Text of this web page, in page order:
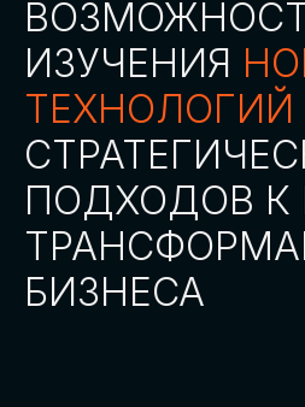
АККРЕДИТАЦИЯ
СМИ
СКАЧАТЬ ПРОГРАММУ
СТАТЬ УЧАСТНИКОМ